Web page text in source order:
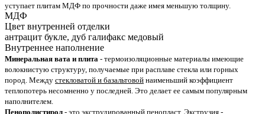
уступает плитам МДФ по прочности даже имея меньшую толщину.
МДФ
Цвет внутренней отделки
антрацит букле, дуб галифакс медовый
Внутреннее наполнение
Минеральная вата и плита - термоизоляционные материалы имеющие
волокнистую структуру, получаемые при расплаве стекла или горных
пород. Между стекловатой и базальтовой наименьший коэффициент
теплопотерь несомненно у последней. Это делает ее самым популярным
наполнителем.
Пенополистирол - это экструдированный пенопласт. Экструзия -